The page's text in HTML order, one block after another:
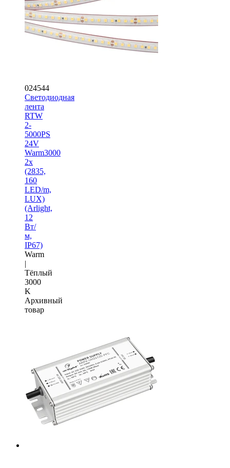
024544
Светодиодная
лента
RTW
2-
5000PS
24V
Warm3000
2x
(2835,
160
LED/m,
LUX)
(Arlight,
12
Вт/
м,
IP67)
Warm
|
Тёплый
3000
K
Архивный
товар